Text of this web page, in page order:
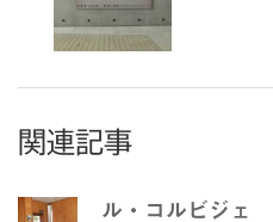
関連記事
ル・コルビジェ